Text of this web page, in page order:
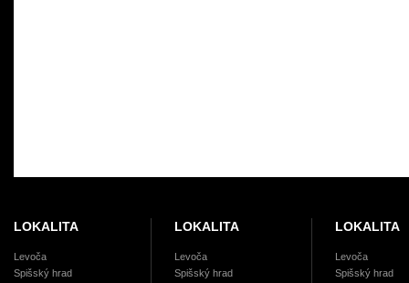
LOKALITA
Levoča
Spišský hrad
LOKALITA
Levoča
Spišský hrad
LOKALITA
Levoča
Spišský hrad